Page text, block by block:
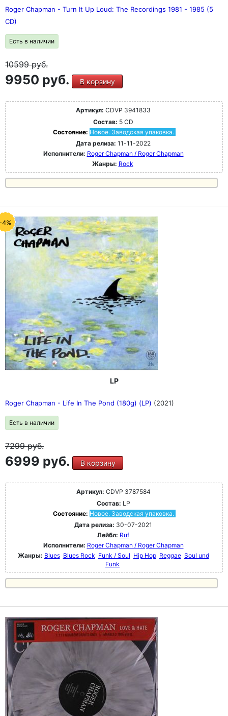
Roger Chapman - Turn It Up Loud: The Recordings 1981 - 1985 (5
CD)
Есть в наличии
10599руб.
9950 руб. В корзину
Артикул: CDVP 3941833
Состав: 5 CD
Состояние: Новое. Заводская упаковка.
Дата релиза: 11-11-2022
Исполнители: Roger Chapman / Roger Chapman
Жанры: Rock
4%
LP
Roger Chapman - Life In The Pond (180g) (LP) (2021)
Есть в наличии
7299руб.
6999 руб. В корзину
Артикул: CDVP 3787584
Состав: LP
Состояние: Новое. Заводская упаковка.
Дата релиза: 30-07-2021
Лейбл: Ruf
Исполнители: Roger Chapman / Roger Chapman
Жанры: Blues Blues Rock Funk / Soul Hip Hop Reggae Soul und
Funk